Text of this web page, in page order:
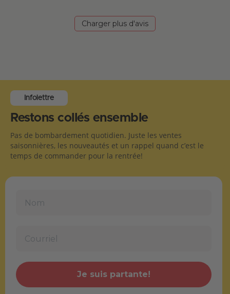
Charger plus d'avis
Infolettre
Restons collés ensemble
Pas de bombardement quotidien. Juste les ventes
saisonnières, les nouveautés et un rappel quand c’est le
temps de commander pour la rentrée!
Je suis partante!